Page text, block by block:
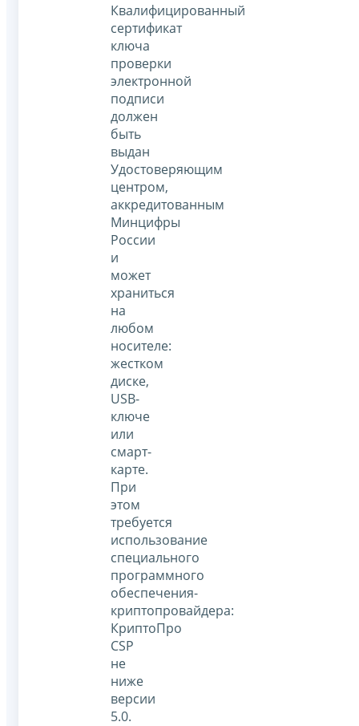
Квалифицированный
сертификат
ключа
проверки
электронной
подписи
должен
быть
выдан
Удостоверяющим
центром,
аккредитованным
Минцифры
России
и
может
храниться
на
любом
носителе:
жестком
диске,
USB-
ключе
или
смарт-
карте.
При
этом
требуется
использование
специального
программного
обеспечения-
криптопровайдера:
КриптоПро
CSP
не
ниже
версии
5.0.